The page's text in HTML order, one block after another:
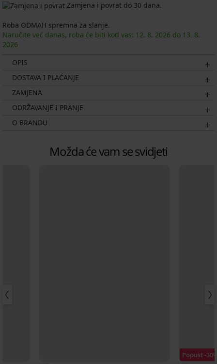
Zamjena i povrat do 30 dana.
Roba ODMAH spremna za slanje.
Naručite već danas, roba će biti kod vas: 12. 8. 2026 do 13. 8.
2026
OPIS
DOSTAVA I PLAĆANJE
ZAMJENA
ODRŽAVANJE I PRANJE
O BRANDU
Možda će vam se svidjeti
Popust -